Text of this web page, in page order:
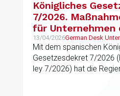
Königliches
7/2026.
für Unternehmen
Transport- und
Logistiksektors in
13/04/2026German Desk
Mobilität und
Mit dem spanischen
Gesetzesdekret 7/2026
ley 7/2026) hat die